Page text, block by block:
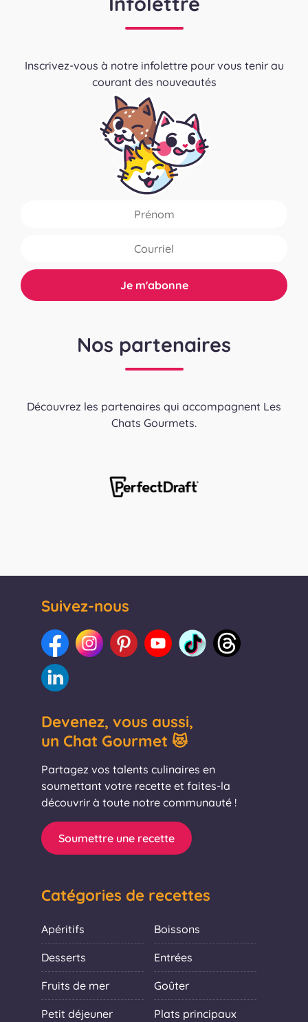
Inscrivez-vous à notre infolettre pour vous tenir au
courant des nouveautés
Nos partenaires
Découvrez les partenaires qui accompagnent Les
Chats Gourmets.
Suivez-nous
Devenez, vous aussi,
un Chat Gourmet 😻
Partagez vos talents culinaires en
soumettant votre recette et faites-la
découvrir à toute notre communauté !
Soumettre une recette
Catégories de recettes
Apéritifs Boissons
Desserts Entrées
Fruits de mer Goûter
Petit déjeuner Plats principaux